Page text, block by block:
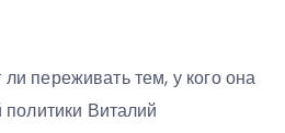
переживать тем, у кого она
Виталий